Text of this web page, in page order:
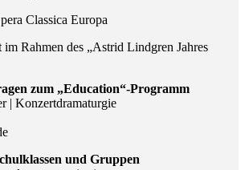
Classica Europa
Rahmen des „Astrid Lindgren Jahres
zum „Education“-Programm
| Konzertdramaturgie
und Gruppen